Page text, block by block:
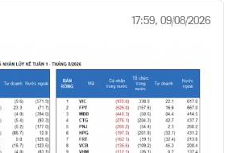
17:59, 09/08/2026